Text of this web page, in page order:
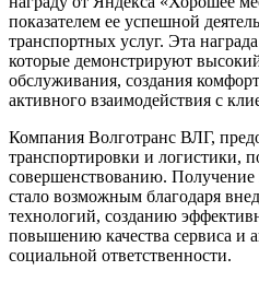
показателем ее успешной
транспортных услуг. Эта
которые демонстрируют
обслуживания, создания
активного взаимодействия с
Компания Волготранс ВЛГ,
транспортировки и логистики,
совершенствованию.
стало возможным благодаря
технологий, созданию
повышению качества сервиса и
социальной ответственности.